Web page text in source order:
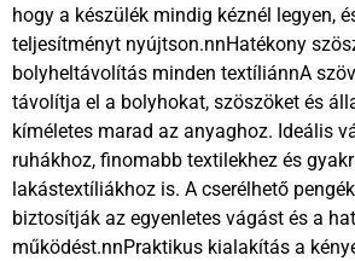
hogy a készülék mindig kéznél legyen,
teljesítményt nyújtson.nnHatékony
bolyheltávolítás minden textíliánnA
távolítja el a bolyhokat, szöszöket és
kíméletes marad az anyaghoz. Ideális
ruhákhoz, finomabb textilekhez és
lakástextíliákhoz is. A cserélhető
biztosítják az egyenletes vágást és a
működést.nnPraktikus kialakítás a